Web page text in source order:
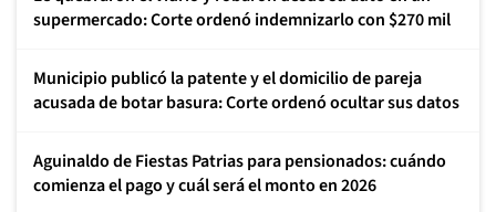
supermercado: Corte ordenó indemnizarlo con $270 mil
Municipio publicó la patente y el domicilio de pareja
acusada de botar basura: Corte ordenó ocultar sus datos
Aguinaldo de Fiestas Patrias para pensionados: cuándo
comienza el pago y cuál será el monto en 2026